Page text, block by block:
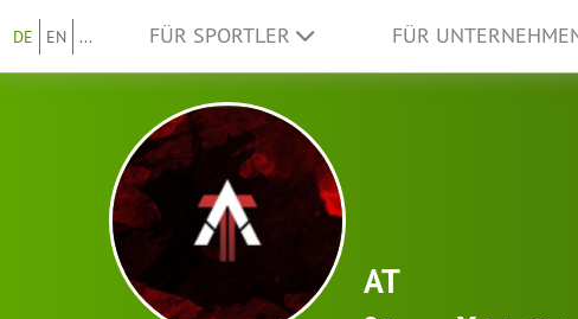
DE EN ... FÜR SPORTLER FÜR
AT